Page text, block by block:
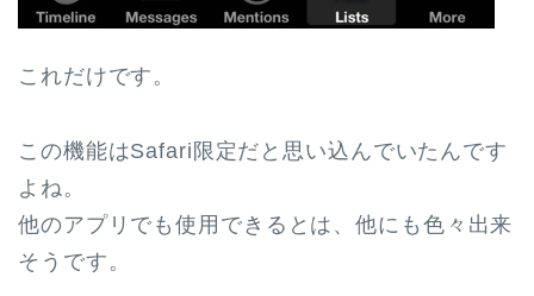
これだけです。
この機能はSafari限定だと思い込んでいたんです
よね。
他のアプリでも使用できるとは、他にも色々出来
そうです。